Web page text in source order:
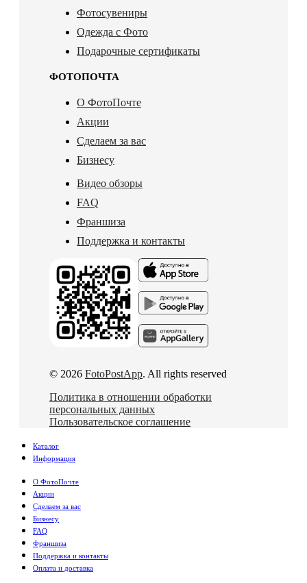
Фотосувениры
Одежда с Фото
Подарочные сертификаты
ФОТОПОЧТА
О ФотоПочте
Акции
Сделаем за вас
Бизнесу
Видео обзоры
FAQ
Франшиза
Поддержка и контакты
© 2026 FotoPostApp. All rights reserved
Политика в отношении обработки
персональных данных
Пользовательское соглашение
Каталог
Информация
О ФотоПочте
Акции
Сделаем за вас
Бизнесу
FAQ
Франшиза
Поддержка и контакты
Оплата и доставка